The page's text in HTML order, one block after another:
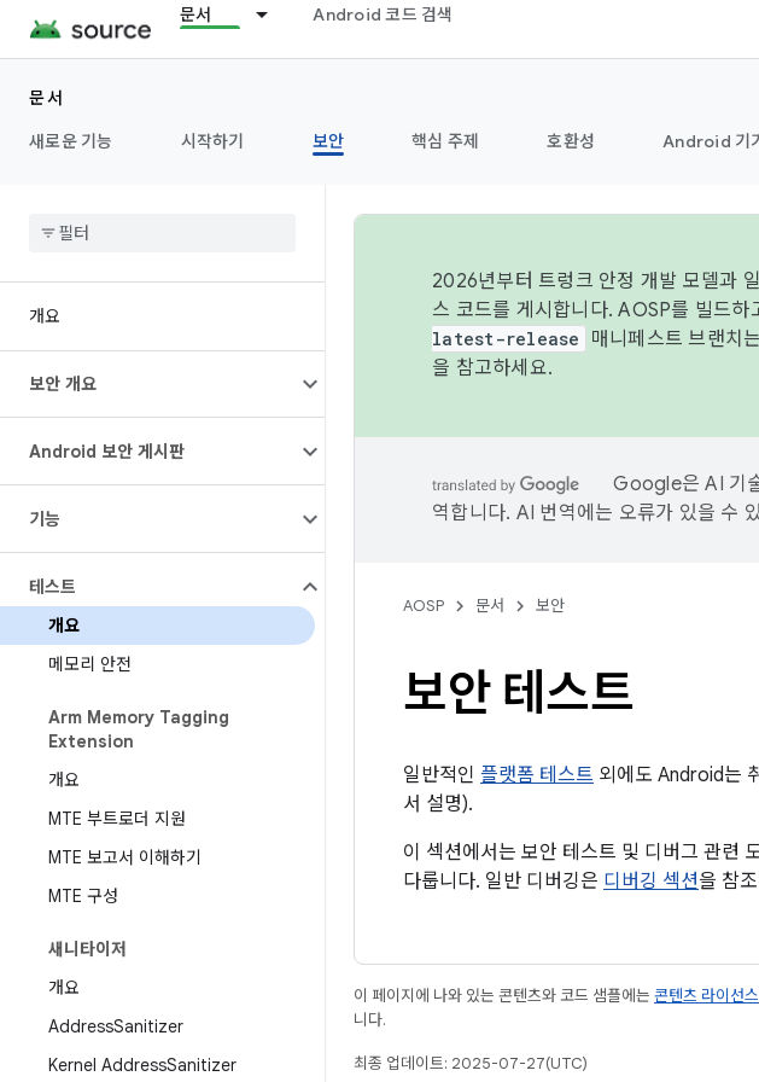
문서 Android 코드 검색
문서
새로운 기능
시작하기 보안 핵심 주제 호환성 Android 기
개요
보안 개요
Android 보안 게시판
기능
테스트
개요
메모리 안전
Arm Memory Tagging
Extension
개요
MTE 부트로더 지원
MTE 보고서 이해하기
MTE 구성
새니타이저
개요
AddressSanitizer
Kernel AddressSanitizer
2026년부터 트렁크 안정 개발 모델과
스 코드를 게시합니다. AOSP를 빌드하
latest-release
매니페스트 브랜치
을 참고하세요.
Google은 AI 기
역합니다. AI 번역에는 오류가 있을 수
AOSP 문서 보안
보안 테스트
일반적인 플랫폼 테스트 외에도 Android는
서 설명).
이 섹션에서는 보안 테스트 및 디버그 관련
다룹니다. 일반 디버깅은 디버깅 섹션을 참
이 페이지에 나와 있는 콘텐츠와 코드 샘플에는 콘텐츠 라이선스
니다.
최종 업데이트: 2025-07-27(UTC)